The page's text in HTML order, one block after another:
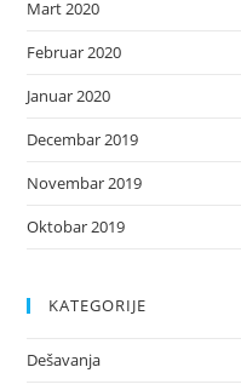
Mart 2020
Februar 2020
Januar 2020
Decembar 2019
Novembar 2019
Oktobar 2019
KATEGORIJE
Dešavanja